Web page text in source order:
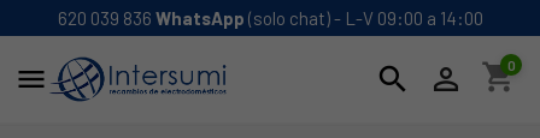
620 039 836 WhatsApp (solo chat) - L-V 09:00 a 14:00
 search  shopping_cart
0